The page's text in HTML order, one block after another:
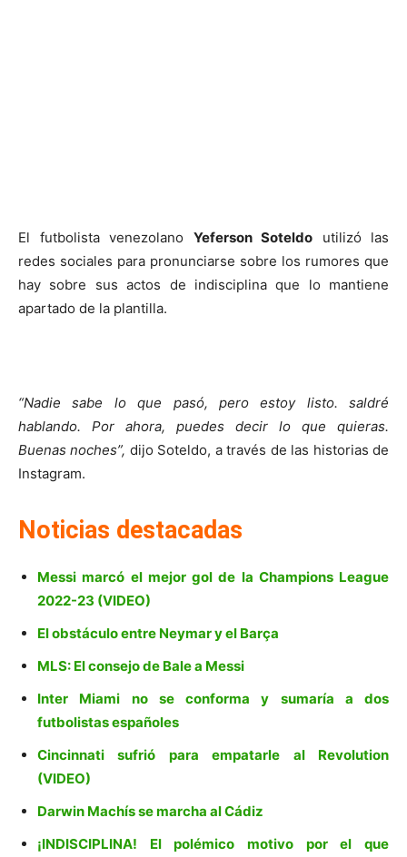
El futbolista venezolano Yeferson Soteldo utilizó las
redes sociales para pronunciarse sobre los rumores que
hay sobre sus actos de indisciplina que lo mantiene
apartado de la plantilla.
“Nadie sabe lo que pasó, pero estoy listo. saldré
hablando. Por ahora, puedes decir lo que quieras.
Buenas noches”, dijo Soteldo, a través de las historias de
Instagram.
Noticias destacadas
Messi marcó el mejor gol de la Champions League
2022-23 (VIDEO)
El obstáculo entre Neymar y el Barça
MLS: El consejo de Bale a Messi
Inter Miami no se conforma y sumaría a dos
futbolistas españoles
Cincinnati sufrió para empatarle al Revolution
(VIDEO)
Darwin Machís se marcha al Cádiz
¡INDISCIPLINA! El polémico motivo por el que